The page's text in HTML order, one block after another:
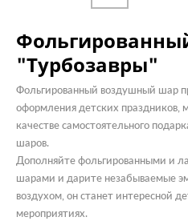
"Турбозавры"
Фольгированный воздушный шар
оформления детских праздников,
качестве самостоятельного
шаров.
Дополняйте фольгированными и
шарами и дарите незабываемые
воздухом, он станет интересной
мероприятиях.